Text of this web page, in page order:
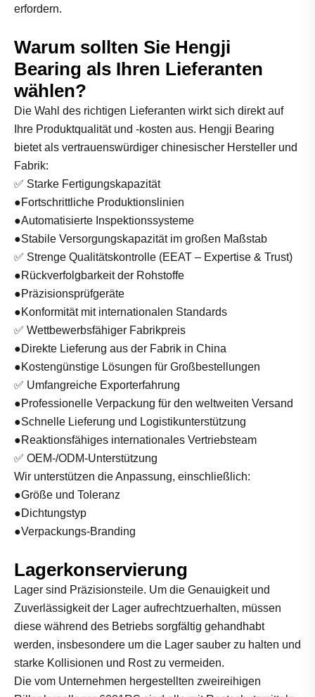
erfordern.
Warum sollten Sie Hengji
Bearing als Ihren Lieferanten
wählen?
Die Wahl des richtigen Lieferanten wirkt sich direkt auf
Ihre Produktqualität und -kosten aus. Hengji Bearing
bietet als vertrauenswürdiger chinesischer Hersteller und
Fabrik:
✅ Starke Fertigungskapazität
●Fortschrittliche Produktionslinien
●Automatisierte Inspektionssysteme
●Stabile Versorgungskapazität im großen Maßstab
✅ Strenge Qualitätskontrolle (EEAT – Expertise & Trust)
●Rückverfolgbarkeit der Rohstoffe
●Präzisionsprüfgeräte
●Konformität mit internationalen Standards
✅ Wettbewerbsfähiger Fabrikpreis
●Direkte Lieferung aus der Fabrik in China
●Kostengünstige Lösungen für Großbestellungen
✅ Umfangreiche Exporterfahrung
●Professionelle Verpackung für den weltweiten Versand
●Schnelle Lieferung und Logistikunterstützung
●Reaktionsfähiges internationales Vertriebsteam
✅ OEM-/ODM-Unterstützung
Wir unterstützen die Anpassung, einschließlich:
●Größe und Toleranz
●Dichtungstyp
●Verpackungs-Branding
Lagerkonservierung
Lager sind Präzisionsteile. Um die Genauigkeit und
Zuverlässigkeit der Lager aufrechtzuerhalten, müssen
diese während des Betriebs sorgfältig gehandhabt
werden, insbesondere um die Lager sauber zu halten und
starke Kollisionen und Rost zu vermeiden.
Die vom Unternehmen hergestellten zweireihigen